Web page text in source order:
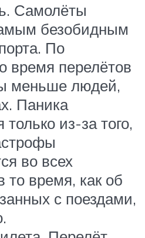
Самолёты
безобидным
По
время перелётов
меньше людей,
Паника
из-за того,
во всех
то время, как об
с поездами,